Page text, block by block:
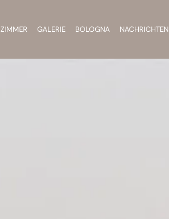
ZIMMER GALERIE BOLOGNA NACHRICHTEN